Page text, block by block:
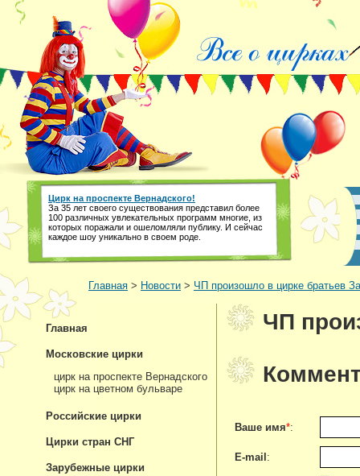
Цирк на проспекте Вернадского!
За 35 лет своего существования представил более
100 различных увлекательных программ многие, из
которых поражали и ошеломляли публику. И сейчас
каждое шоу уникально в своем роде.
Главная > Новости > ЧП произошло в цирке братьев
ЧП
Ваше имя*:
E-mail :
Главная
Московские цирки
цирк на проспекте Вернадского
цирк на цветном бульваре
Российские цирки
Цирки стран СНГ
Зарубежные цирки